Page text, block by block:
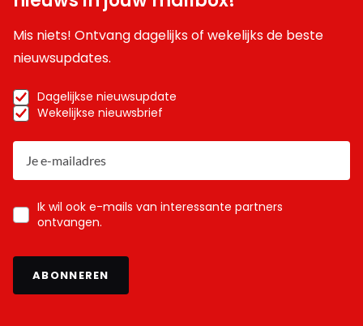
Mis niets! Ontvang dagelijks of wekelijks de beste
nieuwsupdates.
Dagelijkse nieuwsupdate
Wekelijkse nieuwsbrief
Ik wil ook e-mails van interessante partners
ontvangen.
ABONNEREN